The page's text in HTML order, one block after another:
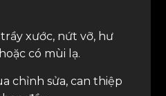
xước, nứt vỡ, hư
có mùi lạ.
chỉnh sửa, can thiệp